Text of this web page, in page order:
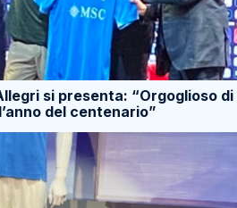
si presenta: “Orgoglioso di
del centenario”